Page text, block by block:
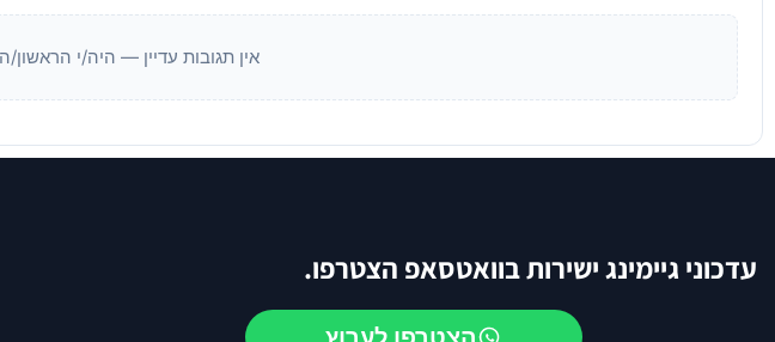
אין תגובות עדיין — היה/י הראשון/
עדכוני גיימינג ישירות בוואטסאפ הצטרפו.